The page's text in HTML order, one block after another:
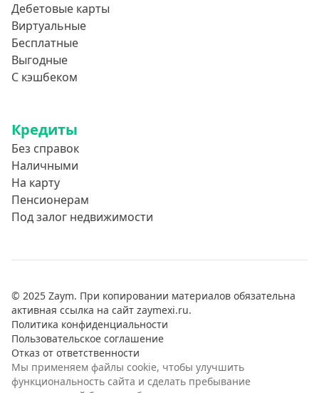
Дебетовые карты
Виртуальные
Бесплатные
Выгодные
С кэшбеком
Кредиты
Без справок
Наличными
На карту
Пенсионерам
Под залог недвижимости
© 2025 Zaym. При копировании материалов обязательна
активная ссылка на сайт zaymexi.ru.
Политика конфиденциальности
Пользовательское соглашение
Отказ от ответственности
Мы применяем файлы cookie, чтобы улучшить
функциональность сайта и сделать пребывание